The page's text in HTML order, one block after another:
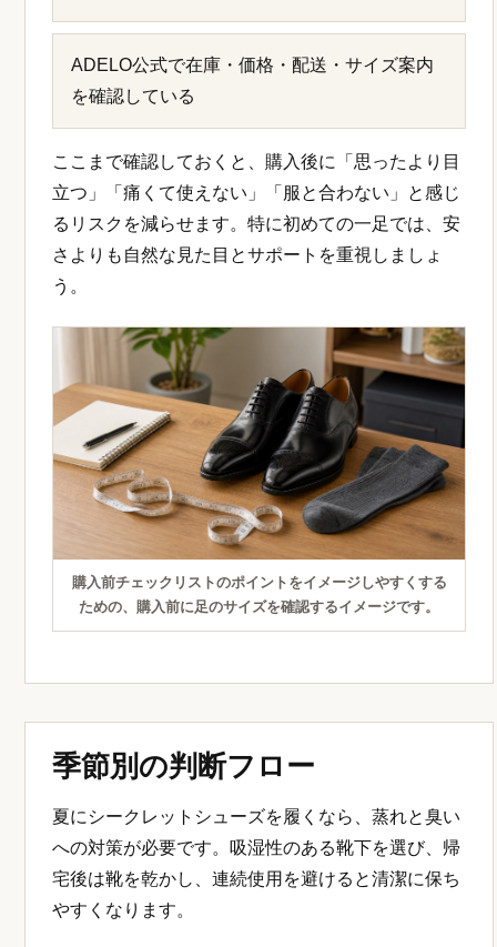
ADELO公式で在庫・価格・配送・サイズ案内
を確認している
ここまで確認しておくと、購入後に「思ったより目
立つ」「痛くて使えない」「服と合わない」と感じ
るリスクを減らせます。特に初めての一足では、安
さよりも自然な見た目とサポートを重視しましょ
う。
購入前チェックリストのポイントをイメージしやすくする
ための、購入前に足のサイズを確認するイメージです。
季節別の判断フロー
夏にシークレットシューズを履くなら、蒸れと臭い
への対策が必要です。吸湿性のある靴下を選び、帰
宅後は靴を乾かし、連続使用を避けると清潔に保ち
やすくなります。